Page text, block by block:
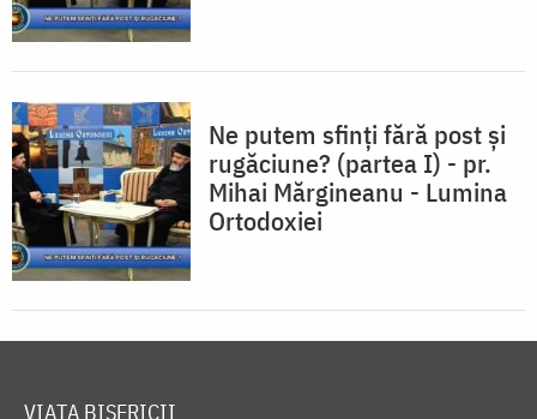
Ne putem sfinți fără post și
rugăciune? (partea I) - pr.
Mihai Mărgineanu - Lumina
Ortodoxiei
VIAȚA BISERICII